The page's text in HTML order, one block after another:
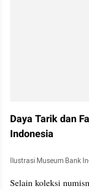
Daya Tarik dan
Indonesia
Ilustrasi Museum Bank
Selain koleksi